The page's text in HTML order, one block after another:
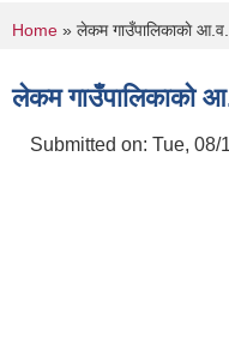
You are here
Home » लेकम गाउँपालिकाकाे
लेकम गाउँपालिकाकाे
Submitted on: Tue, 08/